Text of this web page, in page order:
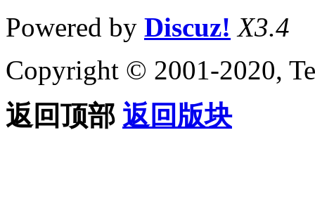
Powered by Discuz! X3.4
Copyright © 2001-2020,
返回顶部 返回版块